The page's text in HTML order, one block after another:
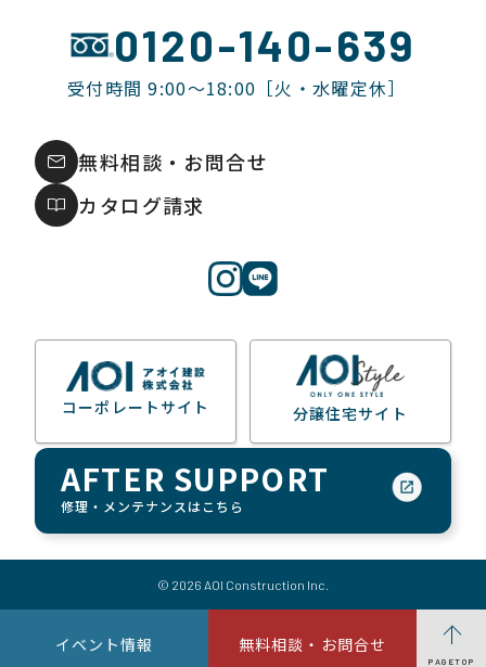
イベント情報 無料相談・お問合せ
PAGETOP
0120-140-639
受付時間 9:00〜18:00［火・水曜定休］
無料相談・お問合せ
カタログ請求
コーポレートサイト 分譲住宅サイト
AFTER SUPPORT
修理・メンテナンスはこちら
© 2026 AOI Construction Inc.